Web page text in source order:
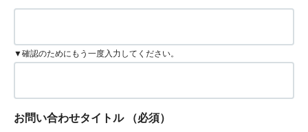
▼確認のためにもう一度入力してください。
お問い合わせタイトル （必須）